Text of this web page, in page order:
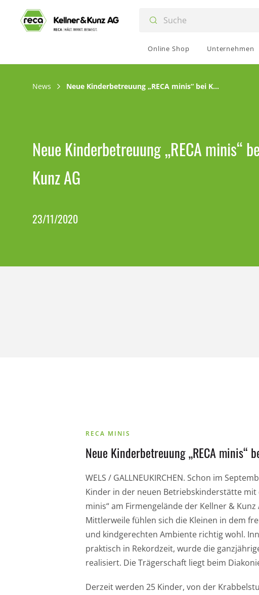
Online Shop Unternehmen
News Neue Kinderbetreuung „RECA minis“ bei Kellner & Kunz AG
Neue Kinderbetreuung „RECA minis“
Kunz AG
23/11/2020
RECA MINIS
Neue Kinderbetreuung „RECA minis“
WELS / GALLNEUKIRCHEN. Schon im
Kinder in der neuen Betriebskinderstätte mit
minis“ am Firmengelände der Kellner & Kunz
Mittlerweile fühlen sich die Kleinen in dem
und kindgerechten Ambiente richtig wohl.
praktisch in Rekordzeit, wurde die
realisiert. Die Trägerschaft liegt beim
Derzeit werden 25 Kinder, von der